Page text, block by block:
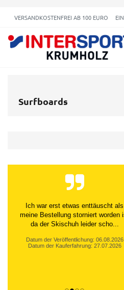
VERSANDKOSTENFREI AB 100 EURO
Surfboards
Ich war erst etwas enttäuscht als
meine Bestellung storniert worden
da der Skischuh leider scho...
Datum der Veröffentlichung: 06.08.2026
Datum der Kauferfahrung: 27.07.2026